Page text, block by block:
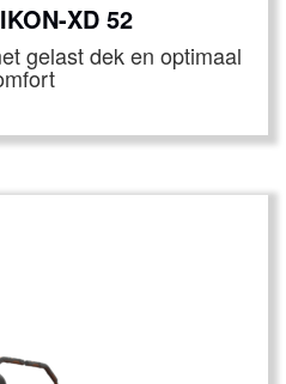
XD 52
gelast dek en optimaal